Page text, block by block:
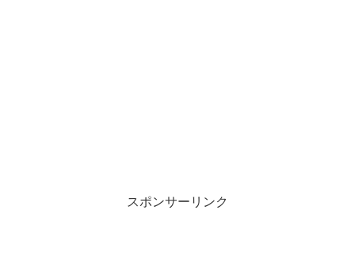
スポンサーリンク